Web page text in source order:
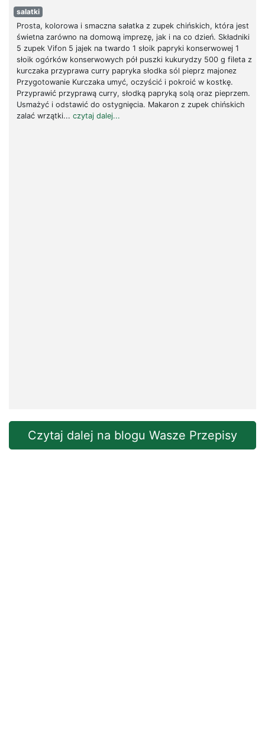
salatki
Prosta, kolorowa i smaczna sałatka z zupek chińskich, która jest
świetna zarówno na domową imprezę, jak i na co dzień. Składniki
5 zupek Vifon 5 jajek na twardo 1 słoik papryki konserwowej 1
słoik ogórków konserwowych pół puszki kukurydzy 500 g fileta z
kurczaka przyprawa curry papryka słodka sól pieprz majonez
Przygotowanie Kurczaka umyć, oczyścić i pokroić w kostkę.
Przyprawić przyprawą curry, słodką papryką solą oraz pieprzem.
Usmażyć i odstawić do ostygnięcia. Makaron z zupek chińskich
zalać wrzątki... czytaj dalej...
Czytaj dalej na blogu Wasze Przepisy